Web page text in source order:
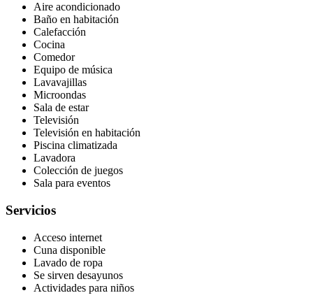
Aire acondicionado
Baño en habitación
Calefacción
Cocina
Comedor
Equipo de música
Lavavajillas
Microondas
Sala de estar
Televisión
Televisión en habitación
Piscina climatizada
Lavadora
Colección de juegos
Sala para eventos
Servicios
Acceso internet
Cuna disponible
Lavado de ropa
Se sirven desayunos
Actividades para niños